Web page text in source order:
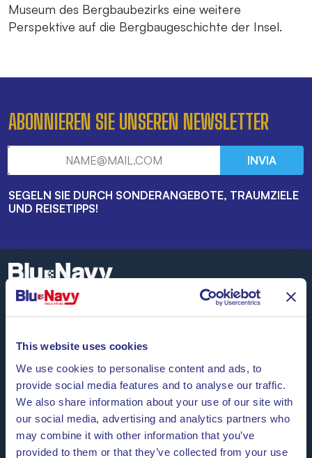
This website uses cookies
We use cookies to personalise content and ads, to
provide social media features and to analyse our traffic.
We also share information about your use of our site with
our social media, advertising and analytics partners who
may combine it with other information that you’ve
provided to them or that they’ve collected from your use
Museum des Bergbaubezirks eine weitere
Perspektive auf die Bergbaugeschichte der Insel.
ABONNIEREN SIE UNSEREN NEWSLETTER
INVIA
SEGELN SIE DURCH SONDERANGEBOTE, TRAUMZIELE
UND REISETIPPS!
günstigen Tarifen, bequemen Uhrzeiten und mit
pünktlichen Schiffenzwischen den Häfen von Piombino
und Portoferraio.
Wir freuen uns, Sie an Bord begrüßen zu dürfen.